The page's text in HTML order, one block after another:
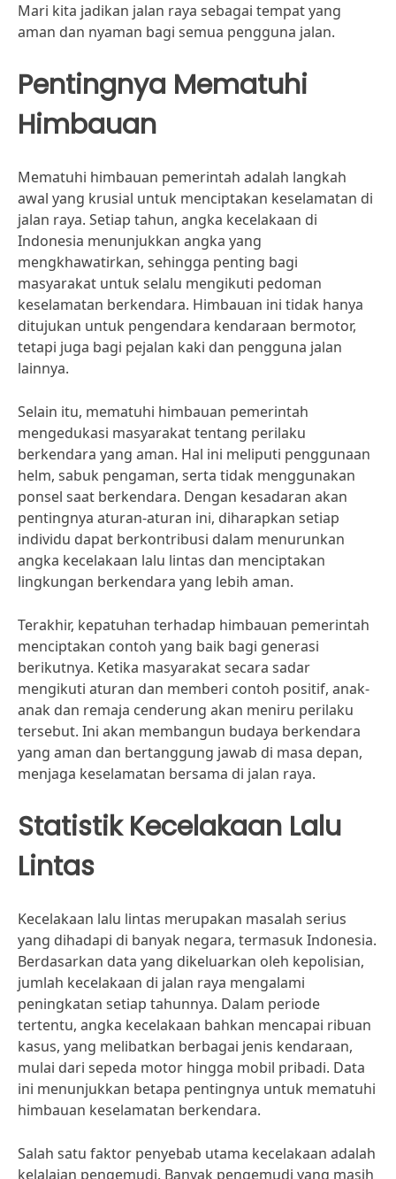
Mari kita jadikan jalan raya sebagai tempat yang
aman dan nyaman bagi semua pengguna jalan.
Pentingnya Mematuhi
Himbauan
Mematuhi himbauan pemerintah adalah langkah
awal yang krusial untuk menciptakan keselamatan di
jalan raya. Setiap tahun, angka kecelakaan di
Indonesia menunjukkan angka yang
mengkhawatirkan, sehingga penting bagi
masyarakat untuk selalu mengikuti pedoman
keselamatan berkendara. Himbauan ini tidak hanya
ditujukan untuk pengendara kendaraan bermotor,
tetapi juga bagi pejalan kaki dan pengguna jalan
lainnya.
Selain itu, mematuhi himbauan pemerintah
mengedukasi masyarakat tentang perilaku
berkendara yang aman. Hal ini meliputi penggunaan
helm, sabuk pengaman, serta tidak menggunakan
ponsel saat berkendara. Dengan kesadaran akan
pentingnya aturan-aturan ini, diharapkan setiap
individu dapat berkontribusi dalam menurunkan
angka kecelakaan lalu lintas dan menciptakan
lingkungan berkendara yang lebih aman.
Terakhir, kepatuhan terhadap himbauan pemerintah
menciptakan contoh yang baik bagi generasi
berikutnya. Ketika masyarakat secara sadar
mengikuti aturan dan memberi contoh positif, anak-
anak dan remaja cenderung akan meniru perilaku
tersebut. Ini akan membangun budaya berkendara
yang aman dan bertanggung jawab di masa depan,
menjaga keselamatan bersama di jalan raya.
Statistik Kecelakaan Lalu
Lintas
Kecelakaan lalu lintas merupakan masalah serius
yang dihadapi di banyak negara, termasuk Indonesia.
Berdasarkan data yang dikeluarkan oleh kepolisian,
jumlah kecelakaan di jalan raya mengalami
peningkatan setiap tahunnya. Dalam periode
tertentu, angka kecelakaan bahkan mencapai ribuan
kasus, yang melibatkan berbagai jenis kendaraan,
mulai dari sepeda motor hingga mobil pribadi. Data
ini menunjukkan betapa pentingnya untuk mematuhi
himbauan keselamatan berkendara.
Salah satu faktor penyebab utama kecelakaan adalah
kelalaian pengemudi. Banyak pengemudi yang masih